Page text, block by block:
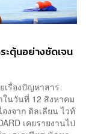
ะตุ้นอย่างชัดเจน
เรื่องปัญหาสาร
ในวันที่ 12 สิงหาคม
งจาก ดิลเลียน ไวท์
เคยรายงานไป